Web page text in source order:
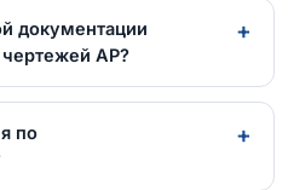
документации
чертежей АР?
по